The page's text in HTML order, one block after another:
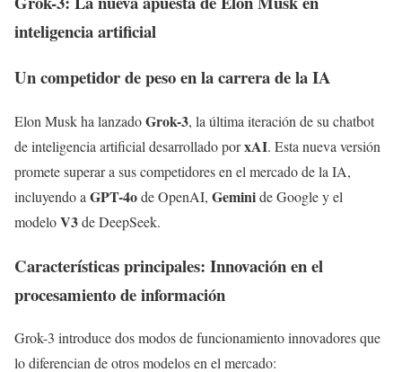
inteligencia artificial
Un competidor de peso en la carrera de la IA
Elon Musk ha lanzadoGrok-3, la última iteración de su chatbot
de inteligencia artificial desarrollado porxAI. Esta nueva versión
promete superar a sus competidores en el mercado de la IA,
incluyendo a GPT-4ode OpenAI, Geminide Google y el
modeloV3de DeepSeek.
Características principales: Innovación en el
procesamiento de información
Grok-3 introduce dos modos de funcionamiento innovadores que
lo diferencian de otros modelos en el mercado: